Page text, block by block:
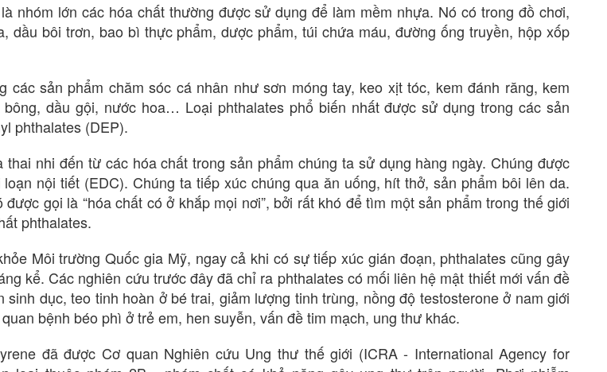
nhóm lớn các hóa chất thường được sử dụng để làm mềm nhựa. Nó có trong đồ chơi,
dầu bôi trơn, bao bì thực phẩm, dược phẩm, túi chứa máu, đường ống truyền, hộp xốp
các sản phẩm chăm sóc cá nhân như sơn móng tay, keo xịt tóc, kem đánh răng, kem
dầu gội, nước hoa… Loại phthalates phổ biến nhất được sử dụng trong các sản
phthalates (DEP).
nhi đến từ các hóa chất trong sản phẩm chúng ta sử dụng hàng ngày. Chúng được
nội tiết (EDC). Chúng ta tiếp xúc chúng qua ăn uống, hít thở, sản phẩm bôi lên da.
gọi là “hóa chất có ở khắp mọi nơi”, bởi rất khó để tìm một sản phẩm trong thế giới
phthalates.
Môi trường Quốc gia Mỹ, ngay cả khi có sự tiếp xúc gián đoạn, phthalates cũng gây
kể. Các nghiên cứu trước đây đã chỉ ra phthalates có mối liên hệ mật thiết mới vấn đề
sinh dục, teo tinh hoàn ở bé trai, giảm lượng tinh trùng, nồng độ testosterone ở nam giới
bệnh béo phì ở trẻ em, hen suyễn, vấn đề tim mạch, ung thư khác.
đã được Cơ quan Nghiên cứu Ung thư thế giới (ICRA - International Agency for